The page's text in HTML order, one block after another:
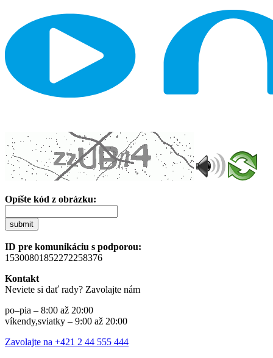
Opíšte kód z obrázku:
submit
ID pre komunikáciu s podporou:
15300801852272258376
Kontakt
Neviete si dať rady? Zavolajte nám
po–pia – 8:00 až 20:00
víkendy,sviatky – 9:00 až 20:00
Zavolajte na +421 2 44 555 444